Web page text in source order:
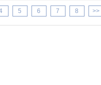
5 6 7 8 >>